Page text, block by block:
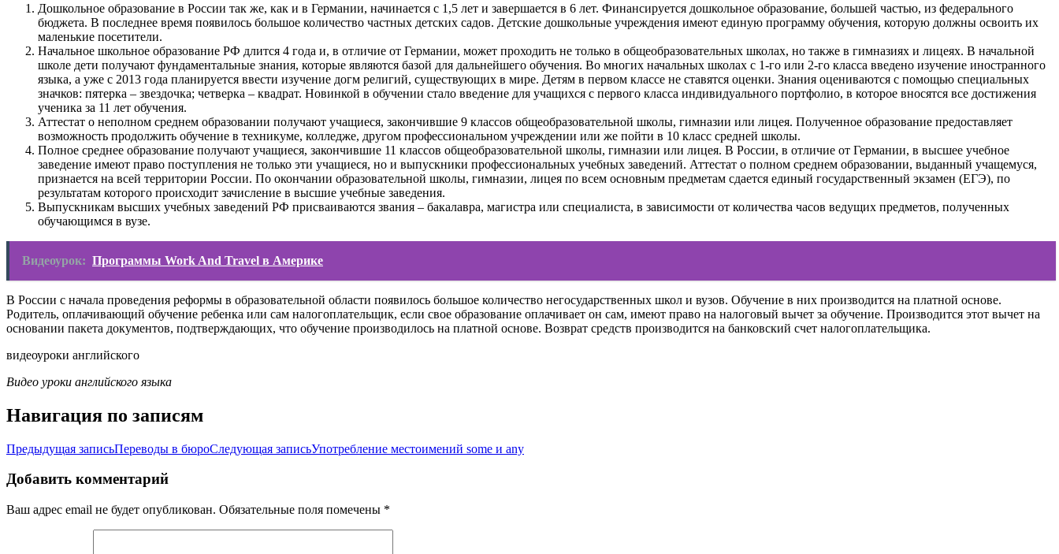
Дошкольное образование в России так же, как и в Германии, начинается с 1,5 лет и завершается в 6 лет. Финансируется дошкольное образование, большей частью, из федерального
бюджета. В последнее время появилось большое количество частных детских садов. Детские дошкольные учреждения имеют единую программу обучения, которую должны освоить их
маленькие посетители.
Начальное школьное образование РФ длится 4 года и, в отличие от Германии, может проходить не только в общеобразовательных школах, но также в гимназиях и лицеях. В начальной
школе дети получают фундаментальные знания, которые являются базой для дальнейшего обучения. Во многих начальных школах с 1-го или 2-го класса введено изучение иностранного
языка, а уже с 2013 года планируется ввести изучение догм религий, существующих в мире. Детям в первом классе не ставятся оценки. Знания оцениваются с помощью специальных
значков: пятерка – звездочка; четверка – квадрат. Новинкой в обучении стало введение для учащихся с первого класса индивидуального портфолио, в которое вносятся все достижения
ученика за 11 лет обучения.
Аттестат о неполном среднем образовании получают учащиеся, закончившие 9 классов общеобразовательной школы, гимназии или лицея. Полученное образование предоставляет
возможность продолжить обучение в техникуме, колледже, другом профессиональном учреждении или же пойти в 10 класс средней школы.
Полное среднее образование получают учащиеся, закончившие 11 классов общеобразовательной школы, гимназии или лицея. В России, в отличие от Германии, в высшее учебное
заведение имеют право поступления не только эти учащиеся, но и выпускники профессиональных учебных заведений. Аттестат о полном среднем образовании, выданный учащемуся,
признается на всей территории России. По окончании образовательной школы, гимназии, лицея по всем основным предметам сдается единый государственный экзамен (ЕГЭ), по
результатам которого происходит зачисление в высшие учебные заведения.
Выпускникам высших учебных заведений РФ присваиваются звания – бакалавра, магистра или специалиста, в зависимости от количества часов ведущих предметов, полученных
обучающимся в вузе.
Видеоурок: Программы Work And Travel в Америке
В России с начала проведения реформы в образовательной области появилось большое количество негосударственных школ и вузов. Обучение в них производится на платной основе.
Родитель, оплачивающий обучение ребенка или сам налогоплательщик, если свое образование оплачивает он сам, имеют право на налоговый вычет за обучение. Производится этот вычет на
основании пакета документов, подтверждающих, что обучение производилось на платной основе. Возврат средств производится на банковский счет налогоплательщика.
видеоуроки английского
Видео уроки английского языка
Навигация по записям
Предыдущая записьПереводы в бюроСледующая записьУпотребление местоимений some и any
Добавить комментарий
Ваш адрес email не будет опубликован. Обязательные поля помечены *